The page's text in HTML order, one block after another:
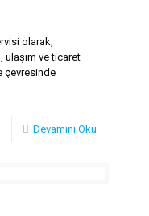
olarak,
ulaşım ve ticaret
çevresinde
Devamını Oku